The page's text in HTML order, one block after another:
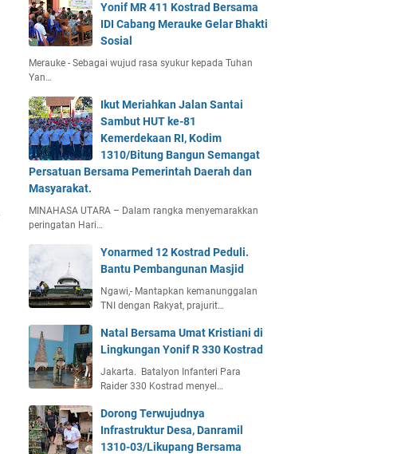
Yonif MR 411 Kostrad Bersama
IDI Cabang Merauke Gelar Bhakti
Sosial
Merauke - Sebagai wujud rasa syukur kepada Tuhan
Yan…
Ikut Meriahkan Jalan Santai
Sambut HUT ke-81
Kemerdekaan RI, Kodim
1310/Bitung Bangun Semangat
Persatuan Bersama Pemerintah Daerah dan
Masyarakat.
MINAHASA UTARA – Dalam rangka menyemarakkan
peringatan Hari…
Yonarmed 12 Kostrad Peduli.
Bantu Pembangunan Masjid
Ngawi,- Mantapkan kemanunggalan
TNI dengan Rakyat, prajurit…
Natal Bersama Umat Kristiani di
Lingkungan Yonif R 330 Kostrad
Jakarta. Batalyon Infanteri Para
Raider 330 Kostrad menyel…
Dorong Terwujudnya
Infrastruktur Desa, Danramil
1310-03/Likupang Bersama